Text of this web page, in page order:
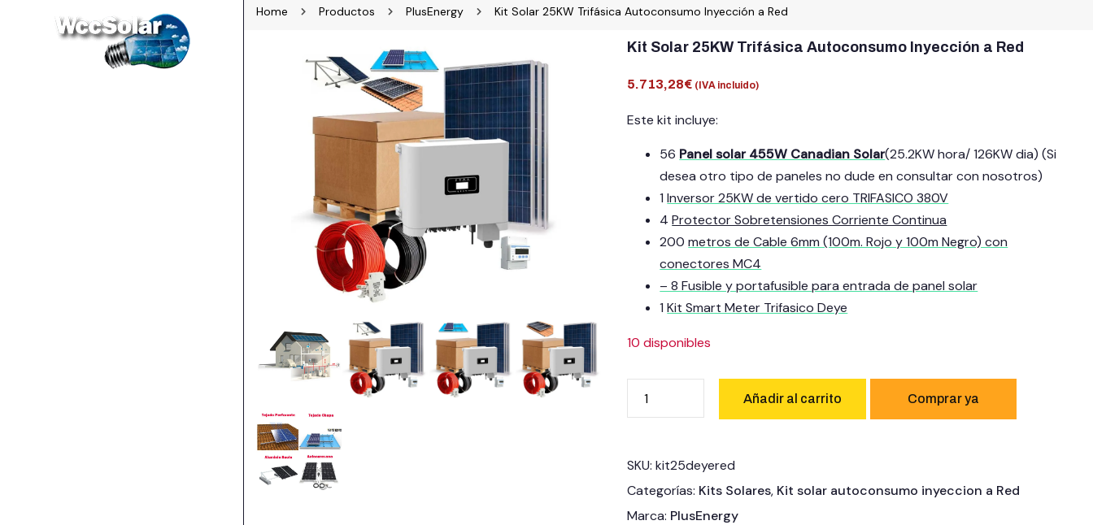
Home Productos PlusEnergy Kit Solar 25KW Trifásica Autoconsumo Inyección a Red
Kit Solar 25KW Trifásica Autoconsumo Inyección a Red
5.713,28€ (IVA incluido)
Este kit incluye:
56 Panel solar 455W Canadian Solar(25.2KW hora/ 126KW dia) (Si
desea otro tipo de paneles no dude en consultar con nosotros)
1Inversor 25KW de vertido cero TRIFASICO 380V
4Protector Sobretensiones Corriente Continua
200metros de Cable 6mm (100m. Rojo y 100m Negro) con
conectores MC4
– 8 Fusible y portafusible para entrada de panel solar
1Kit Smart Meter Trifasico Deye
10 disponibles
Añadir al carrito
SKU:kit25deyered
Categorías: Kits Solares, Kit solar autoconsumo inyeccion a Red
Marca: PlusEnergy